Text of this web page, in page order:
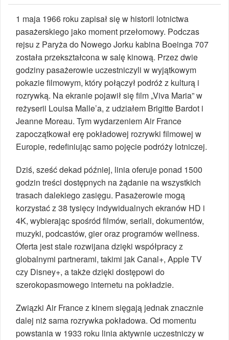
1 maja 1966 roku zapisał się w historii lotnictwa
pasażerskiego jako moment przełomowy. Podczas
rejsu z Paryża do Nowego Jorku kabina Boeinga 707
została przekształcona w salę kinową. Przez dwie
godziny pasażerowie uczestniczyli w wyjątkowym
pokazie filmowym, który połączył podróż z kulturą i
rozrywką. Na ekranie pojawił się film „Viva Maria” w
reżyserii Louisa Malle’a, z udziałem Brigitte Bardot i
Jeanne Moreau. Tym wydarzeniem Air France
zapoczątkował erę pokładowej rozrywki filmowej w
Europie, redefiniując samo pojęcie podróży lotniczej.
Dziś, sześć dekad później, linia oferuje ponad 1500
godzin treści dostępnych na żądanie na wszystkich
trasach dalekiego zasięgu. Pasażerowie mogą
korzystać z 38 tysięcy indywidualnych ekranów HD i
4K, wybierając spośród filmów, seriali, dokumentów,
muzyki, podcastów, gier oraz programów wellness.
Oferta jest stale rozwijana dzięki współpracy z
globalnymi partnerami, takimi jak Canal+, Apple TV
czy Disney+, a także dzięki dostępowi do
szerokopasmowego internetu na pokładzie.
Związki Air France z kinem sięgają jednak znacznie
dalej niż sama rozrywka pokładowa. Od momentu
powstania w 1933 roku linia aktywnie uczestniczy w